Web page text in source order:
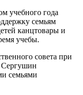
учебного года
семьям
канцтовары и
учебы.
совета при
семьями